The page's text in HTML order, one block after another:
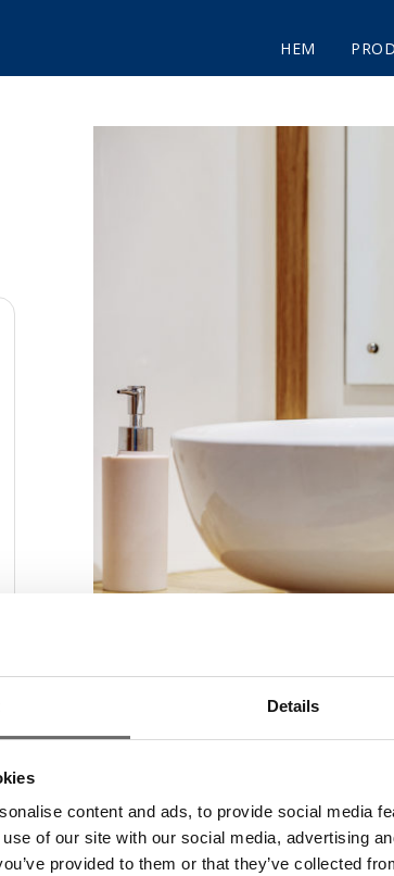
Details
content and ads, to provide social media
of our site with our social media, advertising
provided to them or that they’ve collected
HEM